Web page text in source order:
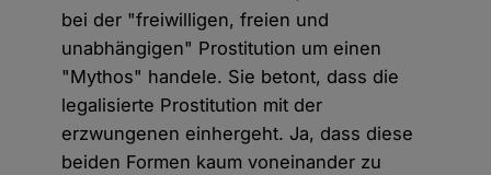
bei der "freiwilligen, freien und
unabhängigen" Prostitution um einen
"Mythos" handele. Sie betont, dass die
legalisierte Prostitution mit der
erzwungenen einhergeht. Ja, dass diese
beiden Formen kaum voneinander zu